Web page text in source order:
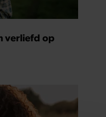
verliefd op